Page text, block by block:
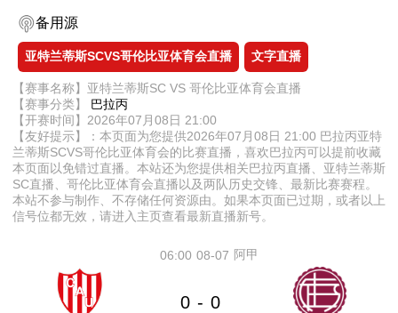
备用源
亚特兰蒂斯SCVS哥伦比亚体育会直播 文字直播
【赛事名称】亚特兰蒂斯SC VS 哥伦比亚体育会直播
【赛事分类】 巴拉丙
【开赛时间】2026年07月08日 21:00
【友好提示】：本页面为您提供2026年07月08日 21:00 巴拉丙亚特
兰蒂斯SCVS哥伦比亚体育会的比赛直播，喜欢巴拉丙可以提前收藏
本页面以免错过直播。本站还为您提供相关巴拉丙直播、亚特兰蒂斯
SC直播、哥伦比亚体育会直播以及两队历史交锋、最新比赛赛程。
本站不参与制作、不存储任何资源由。如果本页面已过期，或者以上
信号位都无效，请进入主页查看最新直播新号。
08-07
06:00 阿甲
0 - 0